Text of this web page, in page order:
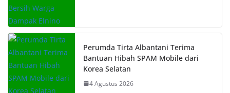
Perumda Tirta Albantani Terima
Bantuan Hibah SPAM Mobile dari
Korea Selatan
4 Agustus 2026